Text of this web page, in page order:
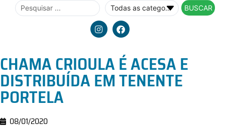
BUSCAR
CHAMA CRIOULA É ACESA E
DISTRIBUÍDA EM TENENTE
PORTELA
08/01/2020